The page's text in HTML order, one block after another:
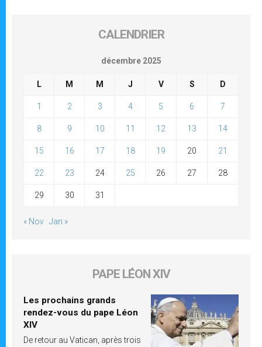
CALENDRIER
décembre 2025
L M M J V S D
1 2 3 4 5 6 7
8 9 10 11 12 13 14
15 16 17 18 19 20 21
22 23 24 25 26 27 28
29 30 31
« Nov Jan »
PAPE LÉON XIV
Les prochains grands
rendez-vous du pape Léon
XIV
De retour au Vatican, après trois